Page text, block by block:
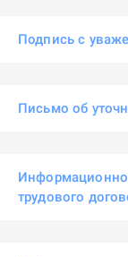
Подпись с
Письмо об
трудового